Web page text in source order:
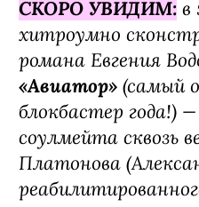
касаний»
валась Дэном
демо­ны» даже
фаворитов. А прямо
«Волшебную гору»
совету филолога и
Жаринова —
подкасты по